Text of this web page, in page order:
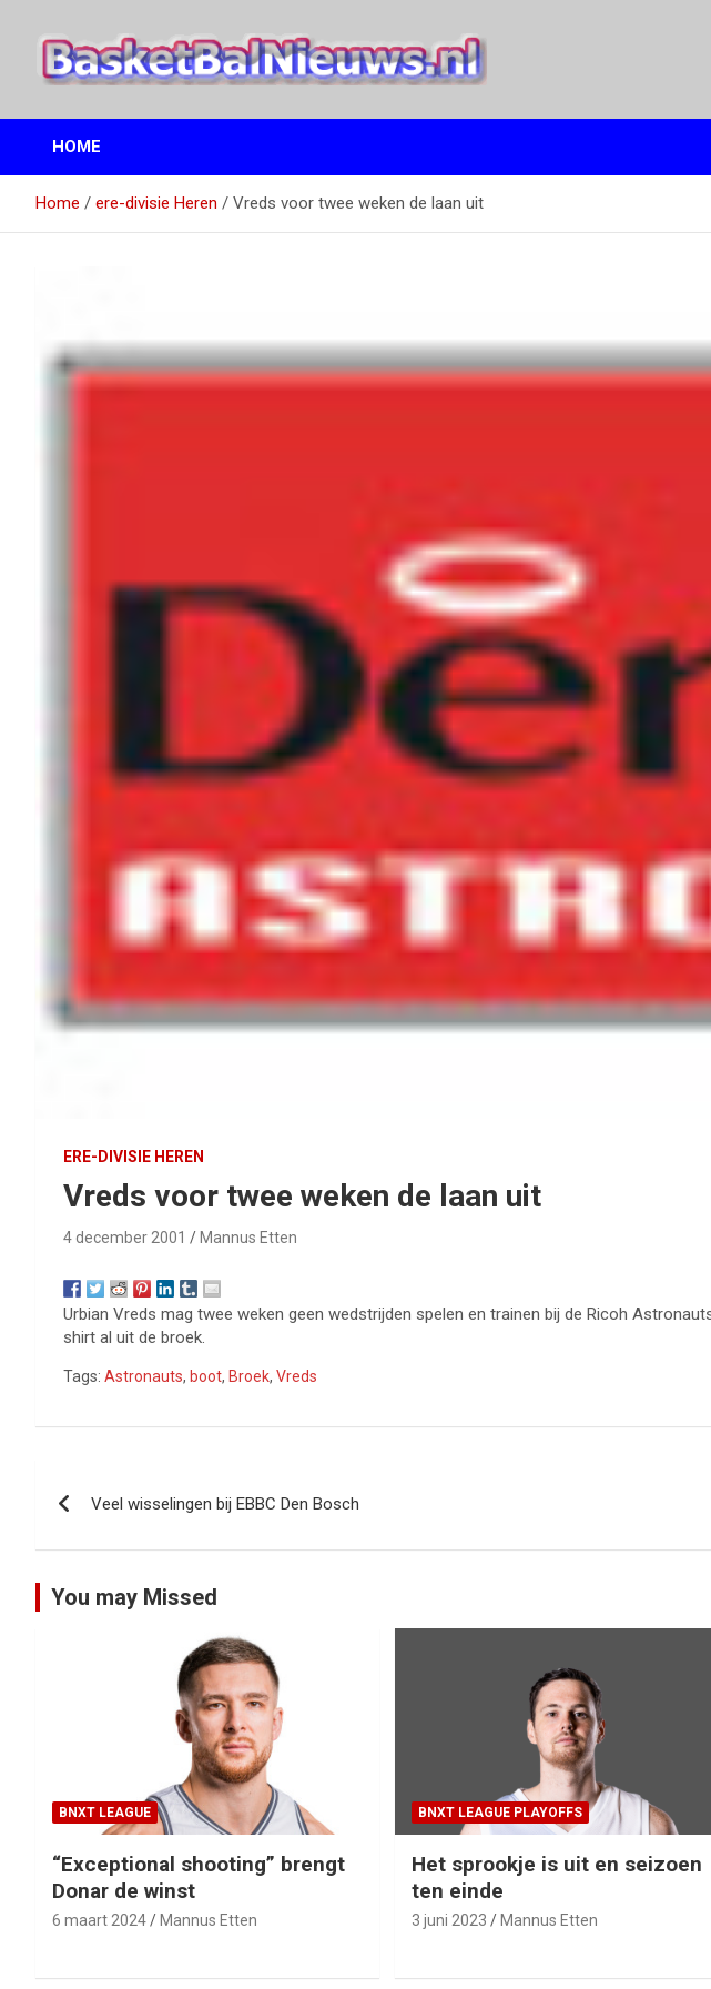
inhoud
BasketBalNieuws.nl
Etten
HOME
Home ere-divisie Heren Vreds voor twee weken de laan uit
ERE-DIVISIE HEREN
Vreds voor twee weken de laan uit
4 december 2001 Mannus Etten
Urbian Vreds mag twee weken geen wedstrijden spelen en trainen bij de Ricoh
shirt al uit de broek.
Tags: Astronauts, boot, Broek, Vreds
navigatie
Veel wisselingen bij EBBC Den Bosch
You may Missed
BNXT LEAGUE
“Exceptional shooting” brengt
Donar de winst
6 maart 2024 Mannus Etten
BNXT LEAGUE PLAYOFFS
Het sprookje is uit en seizoen
ten einde
3 juni 2023 Mannus Etten